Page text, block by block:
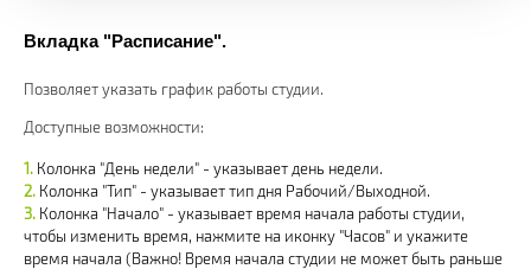
Вкладка "Расписание".
Позволяет указать график работы студии.
Доступные возможности:
Колонка "День недели" - указывает день недели.
Колонка "Тип" - указывает тип дня Рабочий/Выходной.
Колонка "Начало" - указывает время начала работы студии,
чтобы изменить время, нажмите на иконку "Часов" и укажите
время начала (Важно! Время начала студии не может быть раньше